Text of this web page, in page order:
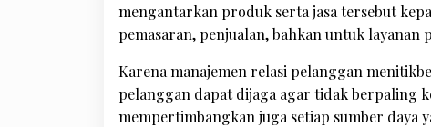
mengantarkan produk serta jasa tersebut
pemasaran, penjualan, bahkan untuk layanan
Karena manajemen relasi pelanggan
pelanggan dapat dijaga agar tidak berpaling
mempertimbangkan juga setiap sumber daya